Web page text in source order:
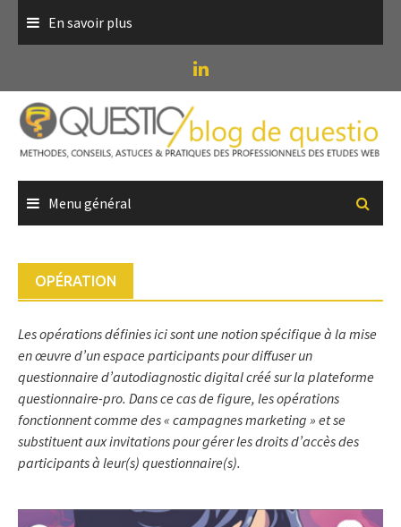
En savoir plus
Menu général
OPÉRATION
Les opérations définies ici sont une notion spécifique à la mise
en œuvre d’un espace participants pour diffuser un
questionnaire d’autodiagnostic digital créé sur la plateforme
questionnaire-pro. Dans ce cas de figure, les opérations
fonctionnent comme des « campagnes marketing » et se
substituent aux invitations pour gérer les droits d’accès des
participants à leur(s) questionnaire(s).